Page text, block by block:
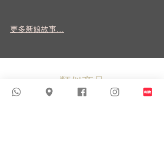
更多新娘故事...
類似商品